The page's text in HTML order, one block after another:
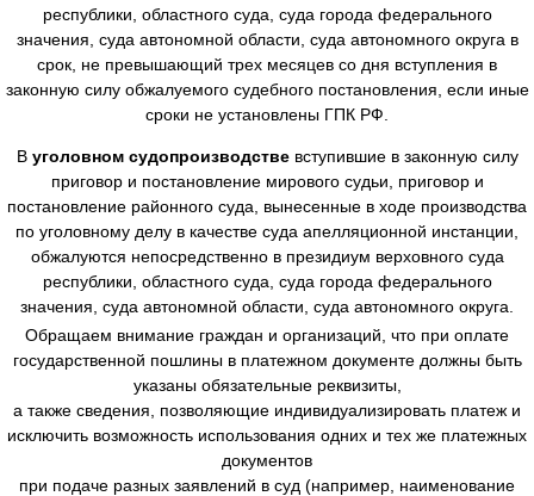
республики, областного суда, суда города федерального
значения, суда автономной области, суда автономного округа в
срок, не превышающий трех месяцев со дня вступления в
законную силу обжалуемого судебного постановления, если иные
сроки не установлены ГПК РФ.
В уголовном судопроизводствевступившие в законную силу
приговор и постановление мирового судьи, приговор и
постановление районного суда, вынесенные в ходе производства
по уголовному делу в качестве суда апелляционной инстанции,
обжалуются непосредственно в президиум верховного суда
республики, областного суда, суда города федерального
значения, суда автономной области, суда автономного округа.
Обращаем внимание граждан и организаций, что при оплате
государственной пошлины в платежном документе должны быть
указаны обязательные реквизиты,
а также сведения, позволяющие индивидуализировать платеж и
исключить возможность использования одних и тех же платежных
документов
при подаче разных заявлений в суд (например, наименование